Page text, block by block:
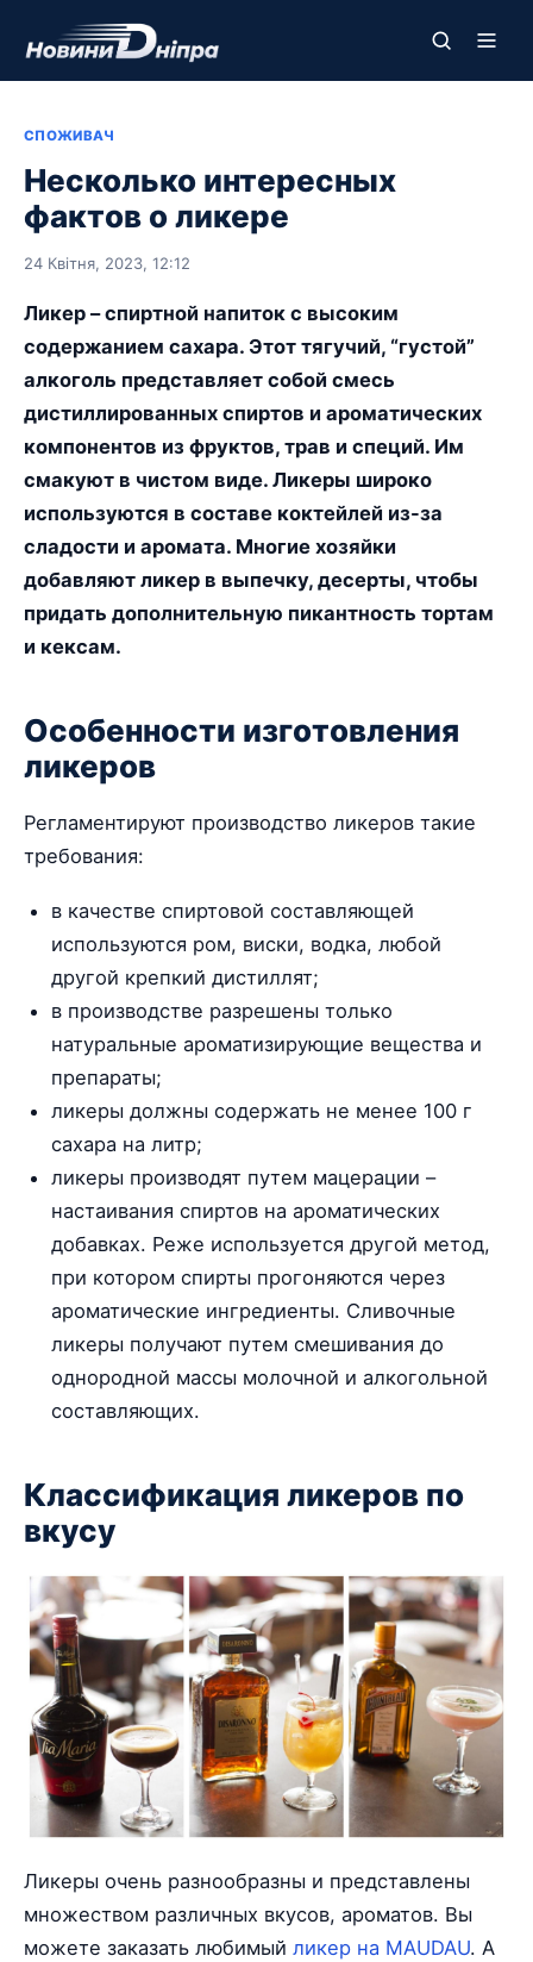
СПОЖИВАЧ
Несколько интересных
фактов о ликере
24 Квітня, 2023, 12:12
Ликер – спиртной напиток с высоким
содержанием сахара. Этот тягучий, “густой”
алкоголь представляет собой смесь
дистиллированных спиртов и ароматических
компонентов из фруктов, трав и специй. Им
смакуют в чистом виде. Ликеры широко
используются в составе коктейлей из-за
сладости и аромата. Многие хозяйки
добавляют ликер в выпечку, десерты, чтобы
придать дополнительную пикантность тортам
и кексам.
Особенности изготовления
ликеров
Регламентируют производство ликеров такие
требования:
в качестве спиртовой составляющей
используются ром, виски, водка, любой
другой крепкий дистиллят;
в производстве разрешены только
натуральные ароматизирующие вещества и
препараты;
ликеры должны содержать не менее 100 г
сахара на литр;
ликеры производят путем мацерации –
настаивания спиртов на ароматических
добавках. Реже используется другой метод,
при котором спирты прогоняются через
ароматические ингредиенты. Сливочные
ликеры получают путем смешивания до
однородной массы молочной и алкогольной
составляющих.
Классификация ликеров по
вкусу
Ликеры очень разнообразны и представлены
множеством различных вкусов, ароматов. Вы
можете заказать любимый ликер на MAUDAU. А